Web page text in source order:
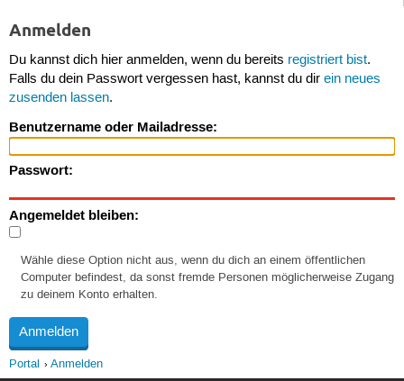
Anmelden
Du kannst dich hier anmelden, wenn du bereits registriert bist.
Falls du dein Passwort vergessen hast, kannst du dir ein neues
zusenden lassen.
Benutzername oder Mailadresse:
Passwort:
Angemeldet bleiben:
Wähle diese Option nicht aus, wenn du dich an einem öffentlichen
Computer befindest, da sonst fremde Personen möglicherweise Zugang
zu deinem Konto erhalten.
Portal Anmelden